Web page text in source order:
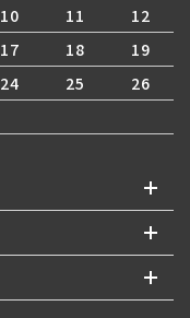
10 11
12
17 18
19
24 25
26